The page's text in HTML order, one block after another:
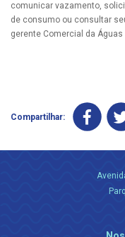
comunicar vazamento,
de consumo ou consultar
gerente Comercial da Águas
Compartilhar: